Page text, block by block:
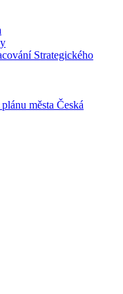
Strategického
města Česká